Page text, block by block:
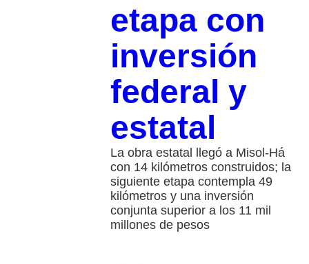
etapa con
inversión
federal y
estatal
La obra estatal llegó a Misol-Há
con 14 kilómetros construidos; la
siguiente etapa contempla 49
kilómetros y una inversión
conjunta superior a los 11 mil
millones de pesos